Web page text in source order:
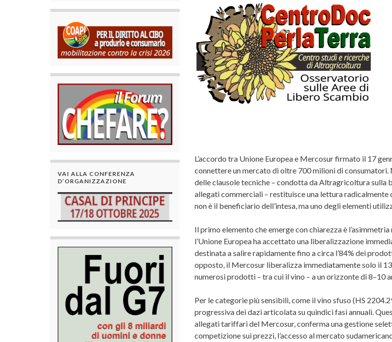
L’accordo tra Unione Europea e Mercosur firmato il 17
connettere un mercato di oltre 700 milioni di
delle clausole tecniche – condotta da Altragricoltura sulla
allegati commerciali – restituisce una lettura
non è il beneficiario dell’intesa, ma uno degli elementi
Il primo elemento che emerge con chiarezza è
l’Unione Europea ha accettato una liberalizzazione
destinata a salire rapidamente fino a circa l’84% dei
opposto, il Mercosur liberalizza immediatamente solo il
numerosi prodotti – tra cui il vino – a un orizzonte di 8–10
Per le categorie più sensibili, come il vino sfuso (HS
progressiva dei dazi articolata su quindici fasi annuali.
allegati tariffari del Mercosur, conferma una gestione
competizione sui prezzi, l’accesso al mercato
VAI ALLA CONFERENZA
D’ORGANIZZAZIONE